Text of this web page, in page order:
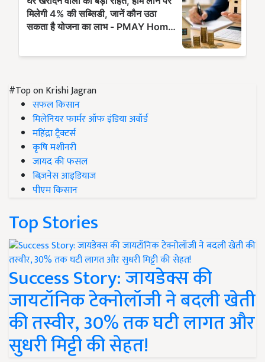
#Top on Krishi Jagran
सफल किसान
मिलेनियर फार्मर ऑफ इंडिया अवॉर्ड
महिंद्रा ट्रैक्टर्स
कृषि मशीनरी
जायद की फसल
बिज़नेस आइडियाज
पीएम किसान
Top Stories
Success Story: जायडेक्स की
जायटॉनिक टेक्नोलॉजी ने बदली खेती
की तस्वीर, 30% तक घटी लागत और
सुधरी मिट्टी की सेहत!